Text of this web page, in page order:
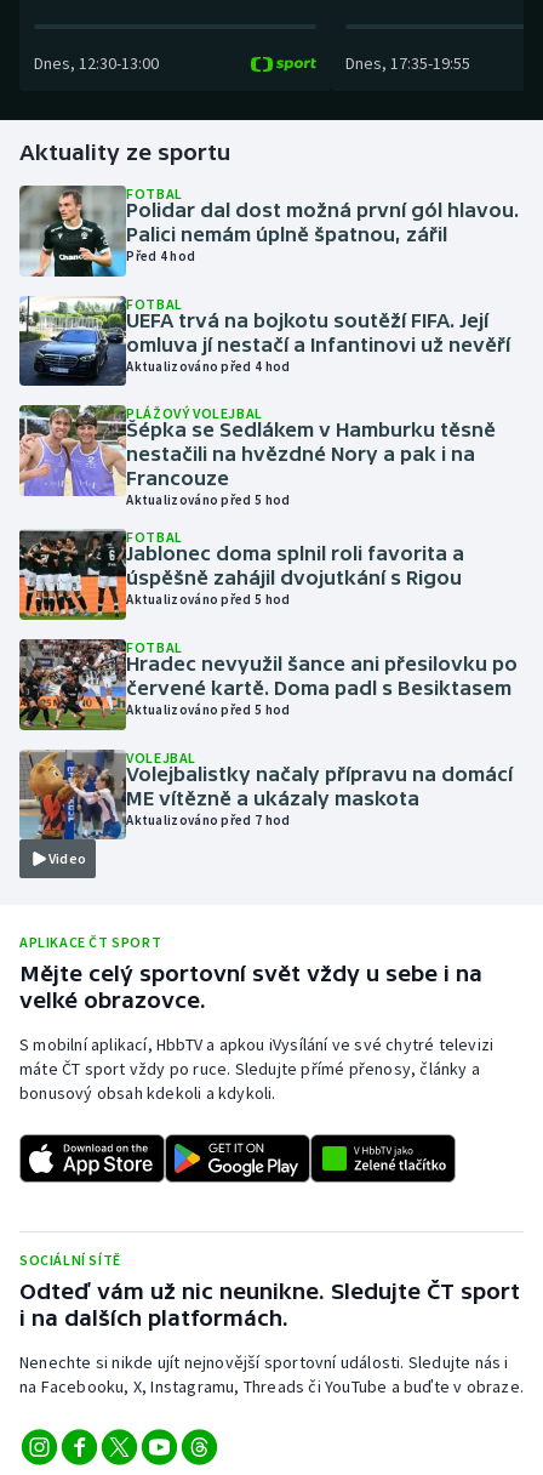
Házená
Jezdectví
Judo
Krasobruslení
Lezení
Lyže a snowboard
Moderní pětiboj
Motorsport
Olympijské hry
Parasport
Plavání
Plážový volejbal
Ragby
Rychlostní kanoistika
Sportovní střelba
Stolní tenis
Veslování
Vodní slalom
Volejbal
Ostatní
Dnes, 12:30-13:00 Dnes, 17:35-19:55
Aktuality ze sportu
FOTBAL
Polidar dal dost možná první gól hlavou.
Palici nemám úplně špatnou, zářil
Před 4 hod
FOTBAL
UEFA trvá na bojkotu soutěží FIFA. Její
omluva jí nestačí a Infantinovi už nevěří
Aktualizováno před 4 hod
PLÁŽOVÝ VOLEJBAL
Šépka se Sedlákem v Hamburku těsně
nestačili na hvězdné Nory a pak i na
Francouze
Aktualizováno před 5 hod
FOTBAL
Jablonec doma splnil roli favorita a
úspěšně zahájil dvojutkání s Rigou
Aktualizováno před 5 hod
FOTBAL
Hradec nevyužil šance ani přesilovku po
červené kartě. Doma padl s Besiktasem
Aktualizováno před 5 hod
Video
VOLEJBAL
Volejbalistky načaly přípravu na domácí
ME vítězně a ukázaly maskota
Aktualizováno před 7 hod
APLIKACE ČT SPORT
Mějte celý sportovní svět vždy u sebe i na
velké obrazovce.
S mobilní aplikací, HbbTV a apkou iVysílání ve své chytré televizi
máte ČT sport vždy po ruce. Sledujte přímé přenosy, články a
bonusový obsah kdekoli a kdykoli.
SOCIÁLNÍ SÍTĚ
Odteď vám už nic neunikne. Sledujte ČT sport
i na dalších platformách.
Nenechte si nikde ujít nejnovější sportovní události. Sledujte nás i
na Facebooku, X, Instagramu, Threads či YouTube a buďte v obraze.